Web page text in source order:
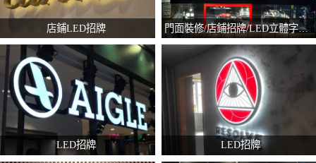
店鋪LED招牌 門面裝修/店鋪招牌/LED立體字招牌
LED招牌 LED招牌